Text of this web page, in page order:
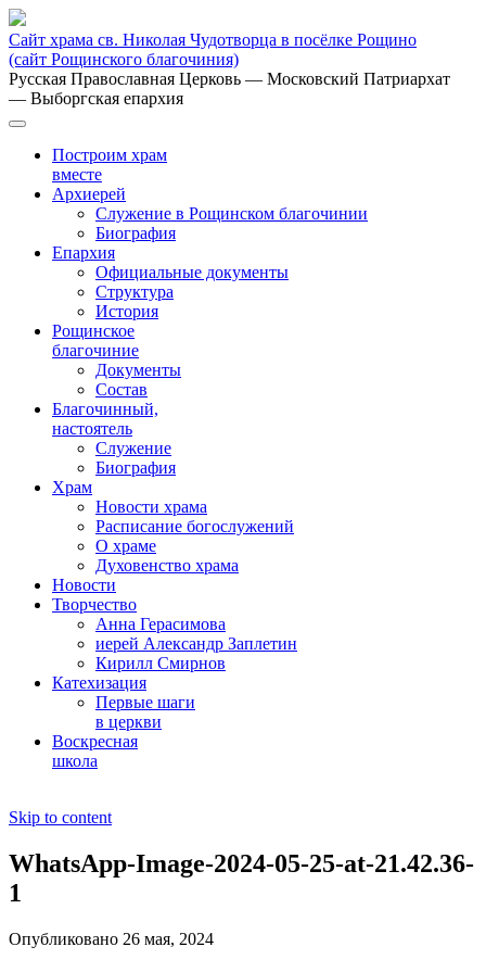
Сайт храма св. Николая Чудотворца в посёлке Рощино
(сайт Рощинского благочиния)
Русская Православная Церковь — Московский Патриархат
— Выборгская епархия
Построим храм
вместе
Архиерей
Служение в Рощинском благочинии
Биография
Епархия
Официальные документы
Структура
История
Рощинское
благочиние
Документы
Состав
Благочинный,
настоятель
Служение
Биография
Храм
Новости храма
Расписание богослужений
О храме
Духовенство храма
Новости
Творчество
Анна Герасимова
иерей Александр Заплетин
Кирилл Смирнов
Катехизация
Первые шаги
в церкви
Воскресная
школа
Skip to content
WhatsApp-Image-2024-05-25-at-21.42.36-
1
Опубликовано 26 мая, 2024